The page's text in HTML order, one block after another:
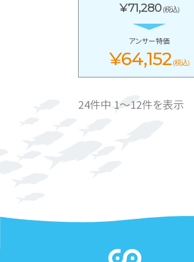
¥71,280 (税込)
アンサー特価
¥64,152 (税込)
24件中 1〜12件を表示